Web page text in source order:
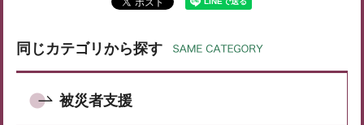
同じカテゴリから探す
被災者支援